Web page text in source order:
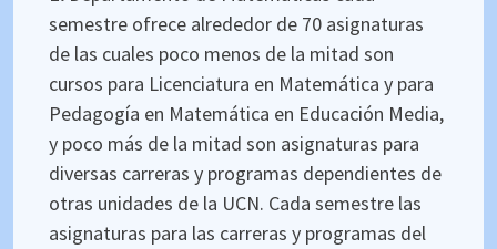
semestre ofrece alrededor de 70 asignaturas
de las cuales poco menos de la mitad son
cursos para Licenciatura en Matemática y para
Pedagogía en Matemática en Educación Media,
y poco más de la mitad son asignaturas para
diversas carreras y programas dependientes de
otras unidades de la UCN. Cada semestre las
asignaturas para las carreras y programas del